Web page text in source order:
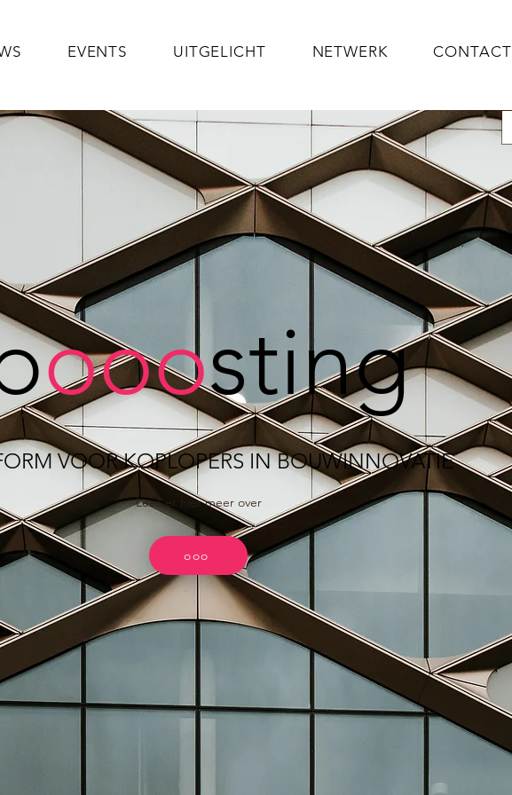
EVENTS UITGELICHT NETWERK CONTACT
ooosting
VOOR KOPLOPERS IN BOUWINNOVATIE
Lees er hier meer over
ooo